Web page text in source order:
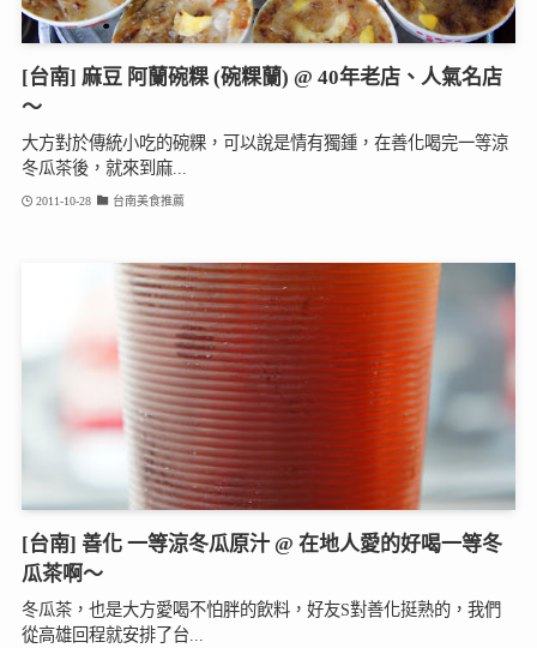
[台南] 麻豆 阿蘭碗粿 (碗粿蘭) @ 40年老店、人氣名店
～
大方對於傳統小吃的碗粿，可以說是情有獨鍾，在善化喝完一等涼
冬瓜茶後，就來到麻...
2011-10-28 台南美食推薦
[台南] 善化 一等涼冬瓜原汁 @ 在地人愛的好喝一等冬
瓜茶啊～
冬瓜茶，也是大方愛喝不怕胖的飲料，好友S對善化挺熟的，我們
從高雄回程就安排了台...